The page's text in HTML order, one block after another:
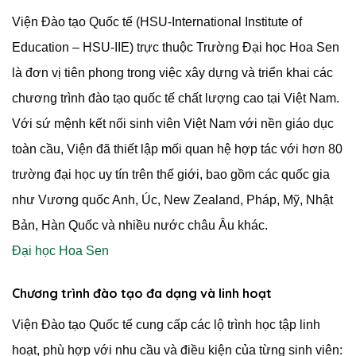
Viện Đào tạo Quốc tế (HSU-International Institute of
Education – HSU-IIE) trực thuộc Trường Đại học Hoa Sen
là đơn vị tiên phong trong việc xây dựng và triển khai các
chương trình đào tạo quốc tế chất lượng cao tại Việt Nam.
Với sứ mệnh kết nối sinh viên Việt Nam với nền giáo dục
toàn cầu, Viện đã thiết lập mối quan hệ hợp tác với hơn 80
trường đại học uy tín trên thế giới, bao gồm các quốc gia
như Vương quốc Anh, Úc, New Zealand, Pháp, Mỹ, Nhật
Bản, Hàn Quốc và nhiều nước châu Âu khác.
Đại học Hoa Sen
Chương trình đào tạo đa dạng và linh hoạt
Viện Đào tạo Quốc tế cung cấp các lộ trình học tập linh
hoạt, phù hợp với nhu cầu và điều kiện của từng sinh viên: